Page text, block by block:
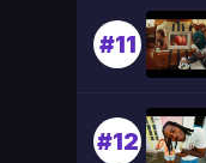
#11
#12